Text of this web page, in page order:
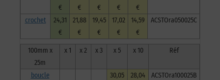
€
€
€
€
€
crochet
24,31
€
21,88
€
19,45
€
17,02
€
14,59
€
ACSTOra050025C
100mm x
25m
x 1 x 2 x 3 x 5 x 10 Réf
boucle
30,05
28,04
ACSTOra100025B